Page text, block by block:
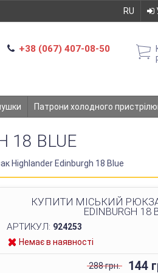
RU
+38 (067) 407-08-50
Патрони холодного
18 BLUE
Highlander Edinburgh 18 Blue
КУПИТИ МІСЬКИЙ РЮКЗАК
EDINBURGH 18
АРТИКУЛ: 924253
Немає в наявності
288 грн. 144